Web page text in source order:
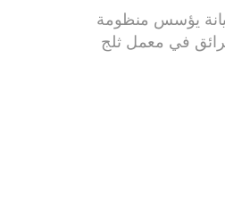
يؤسس منظومة
في معمل ثلج